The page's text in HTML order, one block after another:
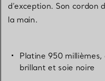
d’exception. Son cordon
la main.
Platine 950
brillant et soie noire